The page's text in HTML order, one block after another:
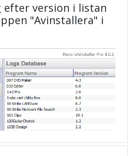
efter version i listan
"Avinstallera" i